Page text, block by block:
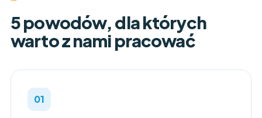
5 powodów, dla których
warto z nami pracować
01